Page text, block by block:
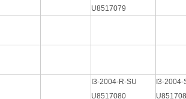
U8517079
I3-2004-R-SU
U8517080
I3-2004-